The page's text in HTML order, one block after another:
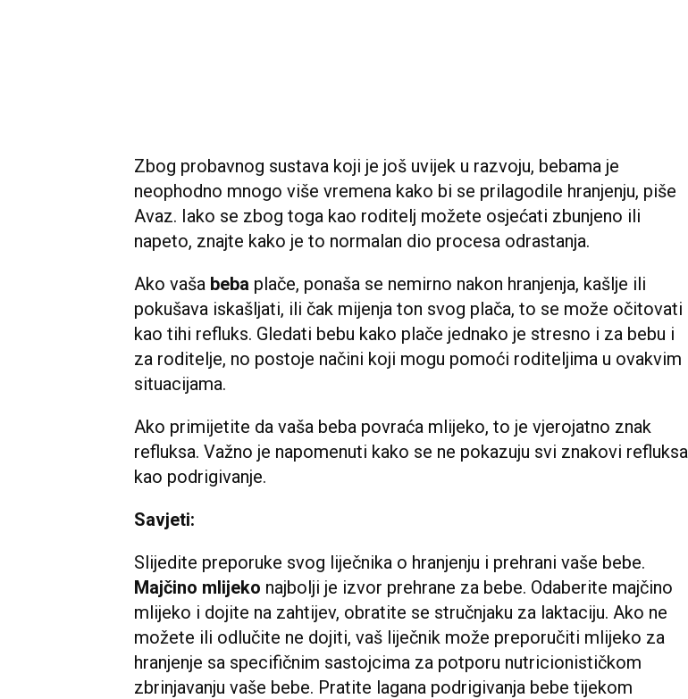
Zbog probavnog sustava koji je još uvijek u razvoju, bebama je
neophodno mnogo više vremena kako bi se prilagodile hranjenju, piše
Avaz. Iako se zbog toga kao roditelj možete osjećati zbunjeno ili
napeto, znajte kako je to normalan dio procesa odrastanja.
Ako vaša beba plače, ponaša se nemirno nakon hranjenja, kašlje ili
pokušava iskašljati, ili čak mijenja ton svog plača, to se može očitovati
kao tihi refluks. Gledati bebu kako plače jednako je stresno i za bebu i
za roditelje, no postoje načini koji mogu pomoći roditeljima u ovakvim
situacijama.
Ako primijetite da vaša beba povraća mlijeko, to je vjerojatno znak
refluksa. Važno je napomenuti kako se ne pokazuju svi znakovi refluksa
kao podrigivanje.
Savjeti:
Slijedite preporuke svog liječnika o hranjenju i prehrani vaše bebe.
Majčino mlijeko najbolji je izvor prehrane za bebe. Odaberite majčino
mlijeko i dojite na zahtijev, obratite se stručnjaku za laktaciju. Ako ne
možete ili odlučite ne dojiti, vaš liječnik može preporučiti mlijeko za
hranjenje sa specifičnim sastojcima za potporu nutricionističkom
zbrinjavanju vaše bebe. Pratite lagana podrigivanja bebe tijekom